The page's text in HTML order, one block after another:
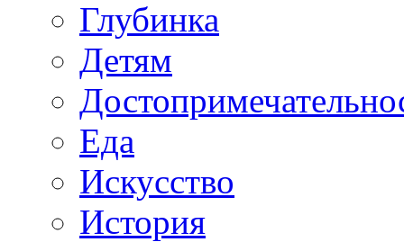
Глубинка
Детям
Еда
Искусство
История